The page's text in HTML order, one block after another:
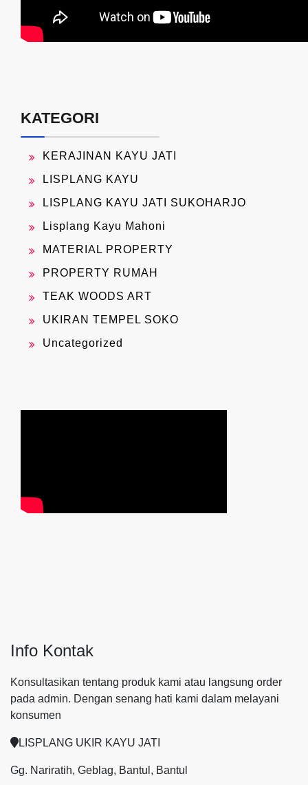
KATEGORI
KERAJINAN KAYU JATI
LISPLANG KAYU
LISPLANG KAYU JATI SUKOHARJO
Lisplang Kayu Mahoni
MATERIAL PROPERTY
PROPERTY RUMAH
TEAK WOODS ART
UKIRAN TEMPEL SOKO
Uncategorized
Info Kontak
Konsultasikan tentang produk kami atau langsung order
pada admin. Dengan senang hati kami dalam melayani
konsumen
LISPLANG UKIR KAYU JATI
Gg. Nariratih, Geblag, Bantul, Bantul